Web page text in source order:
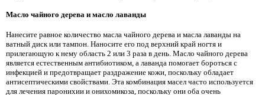
Масло чайного дерева и масло лаванды
Нанесите равное количество масла чайного дерева и масла лаванды на
ватный диск или тампон. Наносите его под верхний край ногтя и
прилегающую к нему область 2 или 3 раза в день. Масло чайного дерева
является естественным антибиотиком, а лаванда помогает бороться с
инфекцией и предотвращает раздражение кожи, поскольку обладает
антисептическими свойствами. Эта комбинация масел часто используется
для лечения паронихии и онихомикоза, поскольку они оба очень